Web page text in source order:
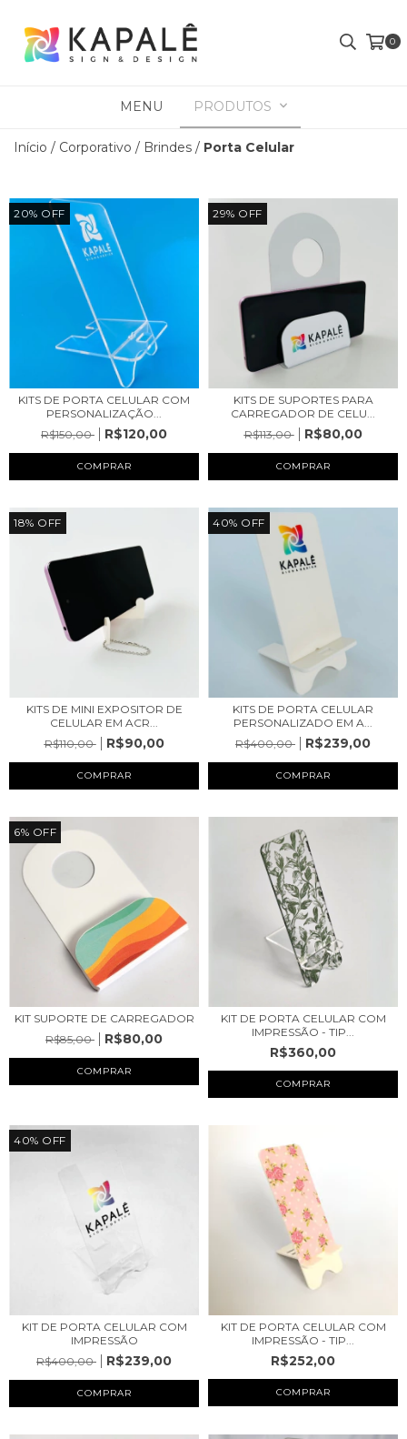
0
MENU PRODUTOS
Início / Corporativo / Brindes / Porta Celular
20% OFF
KITS DE PORTA CELULAR COM
PERSONALIZAÇÃO...
R$150,00
R$120,00
COMPRAR
29% OFF
KITS DE SUPORTES PARA
CARREGADOR DE CELU...
R$113,00
R$80,00
COMPRAR
18% OFF
KITS DE MINI EXPOSITOR DE
CELULAR EM ACR...
R$110,00
R$90,00
COMPRAR
40% OFF
KITS DE PORTA CELULAR
PERSONALIZADO EM A...
R$400,00
R$239,00
COMPRAR
6% OFF
KIT SUPORTE DE CARREGADOR
R$85,00
R$80,00
COMPRAR
KIT DE PORTA CELULAR COM
IMPRESSÃO - TIP...
R$360,00
COMPRAR
40% OFF
KIT DE PORTA CELULAR COM
IMPRESSÃO
R$400,00
R$239,00
COMPRAR
KIT DE PORTA CELULAR COM
IMPRESSÃO - TIP...
R$252,00
COMPRAR